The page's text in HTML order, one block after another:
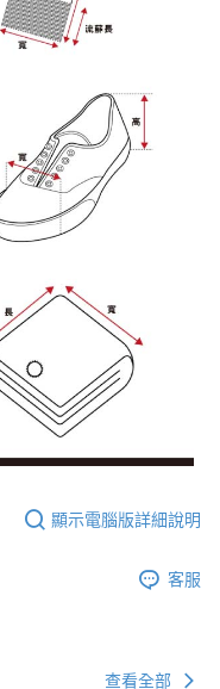
顯示電腦版詳細說明
客服
查看全部